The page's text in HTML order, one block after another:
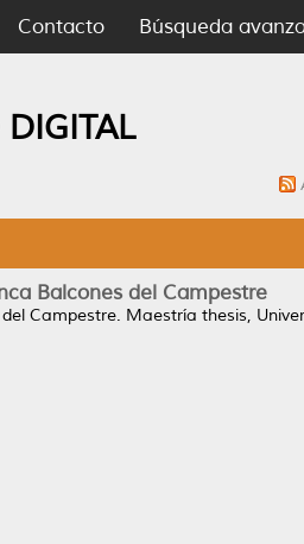
Contacto Búsqueda
Balcones del Campestre
Campestre. Maestría thesis,